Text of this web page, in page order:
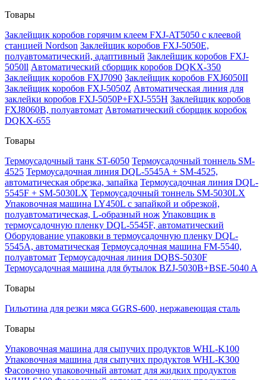
Товары
Заклейщик коробов горячим клеем FXJ-AT5050 с клеевой
станцией Nordson Заклейщик коробов FXJ-5050E,
полуавтоматический, адаптивный Заклейщик коробов FXJ-
5050ll Автоматический сборщик коробов DQKX-350
Заклейщик коробов FXJ7090 Заклейщик коробов FXJ6050II
Заклейщик коробов FXJ-5050Z Автоматическая линия для
заклейки коробов FXJ-5050P+FXJ-555H Заклейщик коробов
FXJ8060B, полуавтомат Автоматический сборщик коробок
DQKX-655
Товары
Термоусадочный танк ST-6050 Термоусадочный тоннель SM-
4525 Термоусадочная линия DQL-5545A + SM-4525,
автоматическая обрезка, запайка Термоусадочная линия DQL-
5545F + SM-5030LX Термоусадочный тоннель SM-5030LX
Упаковочная машина LY450L с запайкой и обрезкой,
полуавтоматическая, L-образный нож Упаковщик в
термоусадочную пленку DQL-5545F, автоматический
Оборудование упаковки в термоусадочную пленку DQL-
5545A, автоматическая Термоусадочная машина FM-5540,
полуавтомат Термоусадочная линия DQBS-5030F
Термоусадочная машина для бутылок BZJ-5030B+BSE-5040 A
Товары
Гильотина для резки мяса GGRS-600, нержавеющая сталь
Товары
Упаковочная машина для сыпучих продуктов WHL-K100
Упаковочная машина для сыпучих продуктов WHL-K300
Фасовочно упаковочный автомат для жидких продуктов